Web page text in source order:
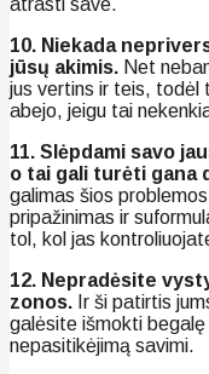
10. Niekada
jūsų akimis. Net
jus vertins ir teis,
abejo, jeigu tai
11. Slėpdami savo
o tai gali turėti gana
galimas šios
pripažinimas ir
tol, kol jas
12. Nepradėsite
zonos. Ir ši patirtis
galėsite išmokti
nepasitikėjimą savimi.